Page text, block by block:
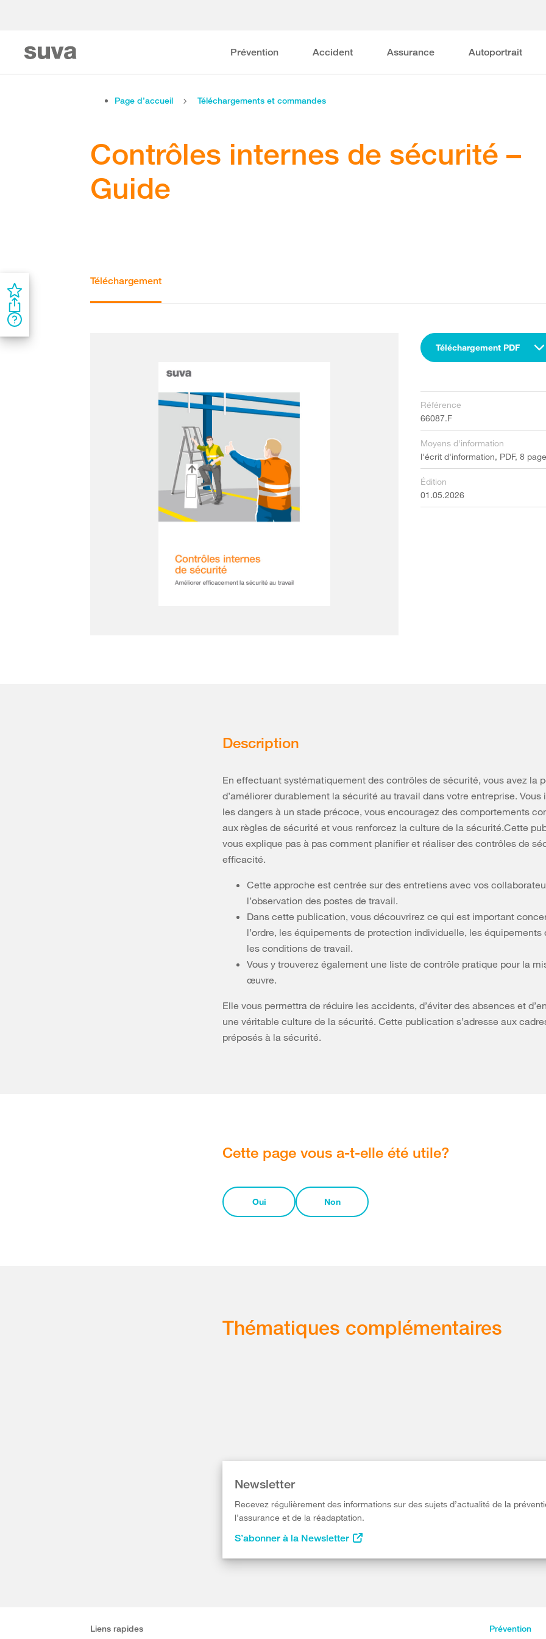
Prévention Accident Assurance Autoportrait
Page d’accueil Téléchargements et commandes
Contrôles internes de sécurité –
Guide
Téléchargement
Téléchargement PDF
Référence
66087.F
Moyens d'information
l'écrit d'information, PDF, 8
Édition
01.05.2026
Description
En effectuant systématiquement des contrôles de sécurité, vous avez la
d’améliorer durablement la sécurité au travail dans votre entreprise. Vous
les dangers à un stade précoce, vous encouragez des comportements
aux règles de sécurité et vous renforcez la culture de la sécurité.Cette
vous explique pas à pas comment planifier et réaliser des contrôles de
efficacité.
Cette approche est centrée sur des entretiens avec vos
l’observation des postes de travail.
Dans cette publication, vous découvrirez ce qui est important
l’ordre, les équipements de protection individuelle, les équipements
les conditions de travail.
Vous y trouverez également une liste de contrôle pratique pour la
œuvre.
Elle vous permettra de réduire les accidents, d’éviter des absences et
une véritable culture de la sécurité. Cette publication s’adresse aux
préposés à la sécurité.
Cette page vous a-t-elle été utile?
Oui Non
Thématiques complémentaires
Newsletter
Recevez régulièrement des informations sur des sujets d’actualité de la
l’assurance et de la réadaptation.
S’abonner à la Newsletter
Liens rapides Prévention